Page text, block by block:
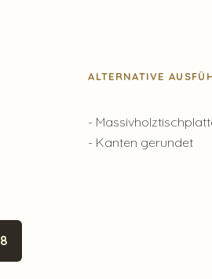
ALTERNATIVE
-
- Kanten gerundet